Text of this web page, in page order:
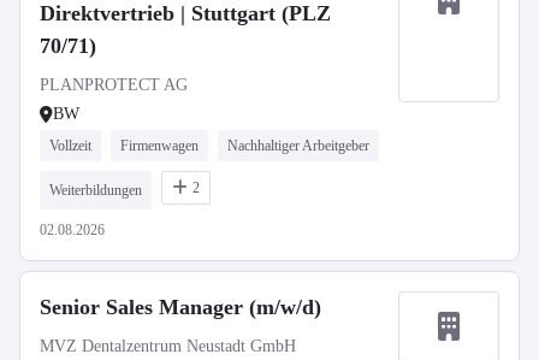
Direktvertrieb | Stuttgart (PLZ
70/71)
PLANPROTECT AG
BW
Vollzeit Firmenwagen Nachhaltiger Arbeitgeber
Weiterbildungen 2
02.08.2026
Senior Sales Manager (m/w/d)
MVZ Dentalzentrum Neustadt GmbH